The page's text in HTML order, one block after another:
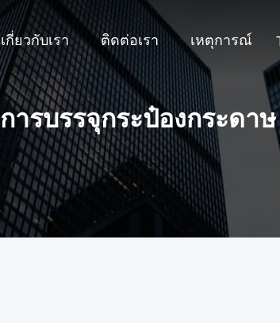
เกี่ยวกับเรา ติดต่อเรา เหตุการณ์
การบรรจุกระป๋องกระดาษ